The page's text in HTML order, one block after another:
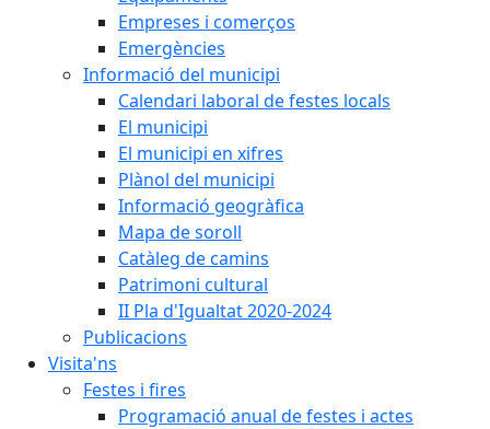
Empreses i comerços
Emergències
Informació del municipi
Calendari laboral de festes locals
El municipi
El municipi en xifres
Plànol del municipi
Informació geogràfica
Mapa de soroll
Catàleg de camins
Patrimoni cultural
II Pla d'Igualtat 2020-2024
Publicacions
Visita'ns
Festes i fires
Programació anual de festes i actes